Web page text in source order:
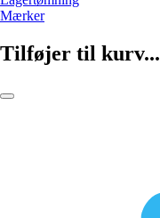
Mærker
Tilføjer til kurv...